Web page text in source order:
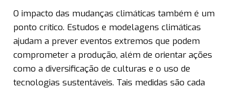
O impacto das mudanças climáticas também é um
ponto crítico. Estudos e modelagens climáticas
ajudam a prever eventos extremos que podem
comprometer a produção, além de orientar ações
como a diversificação de culturas e o uso de
tecnologias sustentáveis. Tais medidas são cada